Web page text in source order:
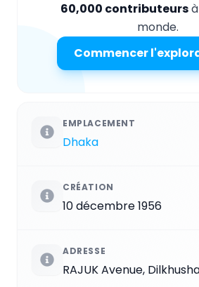
60,000 contributeurs
monde.
Commencer
EMPLACEMENT
Dhaka
CRÉATION
10 décembre 1956
ADRESSE
RAJUK Avenue,